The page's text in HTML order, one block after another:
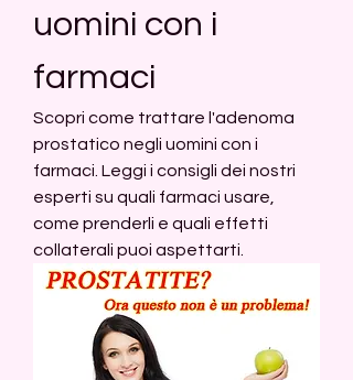
uomini con i
farmaci
Scopri come trattare l'adenoma
prostatico negli uomini con i
farmaci. Leggi i consigli dei nostri
esperti su quali farmaci usare,
come prenderli e quali effetti
collaterali puoi aspettarti.